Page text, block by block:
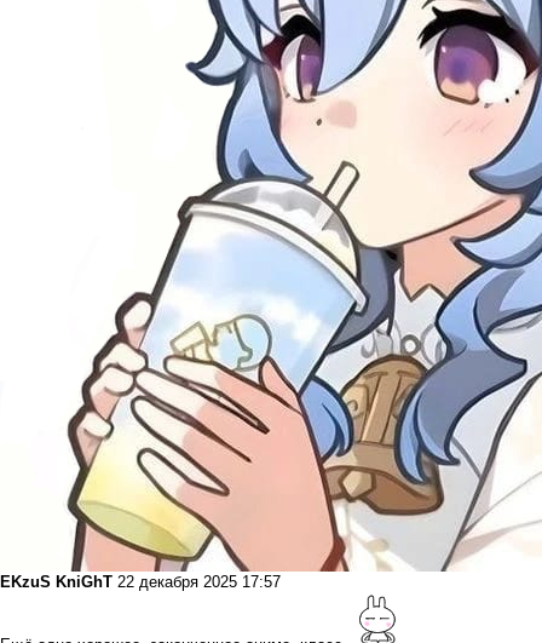
EKzuS KniGhT 22 декабря 2025 17:57